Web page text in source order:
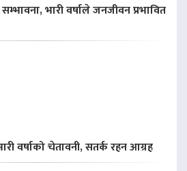
भारी वर्षाले जनजीवन प्रभावित
वर्षाको चेतावनी, सतर्क रहन आग्रह